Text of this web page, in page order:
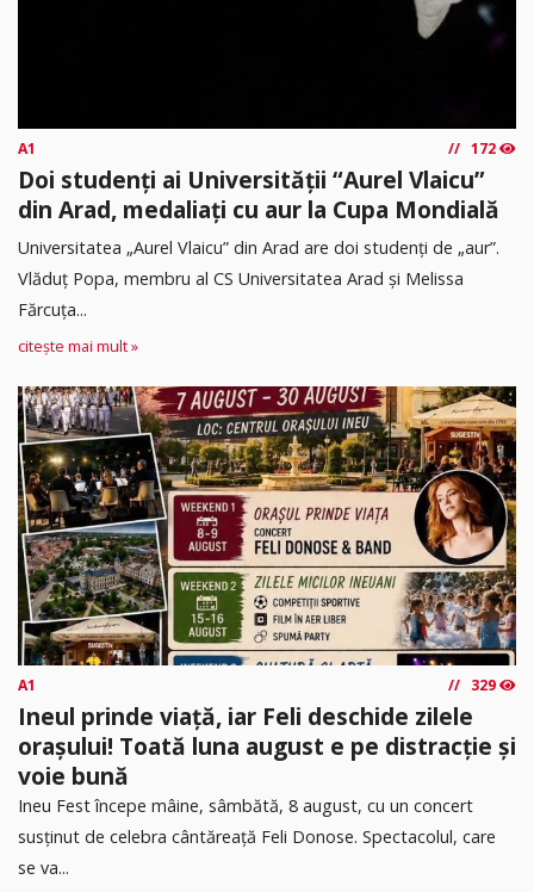
A1 172
Doi studenți ai Universității “Aurel Vlaicu”
din Arad, medaliați cu aur la Cupa Mondială
Universitatea „Aurel Vlaicu” din Arad are doi studenți de „aur”.
Vlăduț Popa, membru al CS Universitatea Arad și Melissa
Fărcuța...
citește mai mult »
A1 329
Ineul prinde viață, iar Feli deschide zilele
orașului! Toată luna august e pe distracție și
voie bună
Ineu Fest începe mâine, sâmbătă, 8 august, cu un concert
susținut de celebra cântăreață Feli Donose. Spectacolul, care
se va...